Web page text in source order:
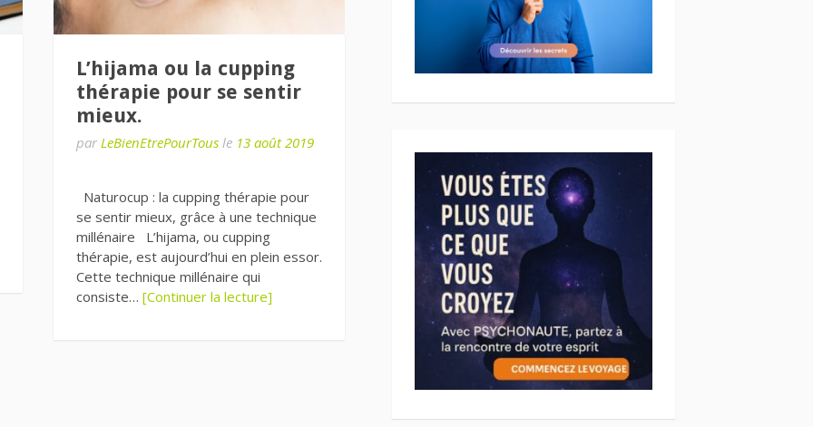
L’hijama ou la cupping
thérapie pour se sentir
mieux.
par LeBienEtrePourTousle 13 août 2019
Naturocup : la cupping thérapie pour
se sentir mieux, grâce à une technique
millénaire L’hijama, ou cupping
thérapie, est aujourd’hui en plein essor.
Cette technique millénaire qui
consiste… [Continuer la lecture]